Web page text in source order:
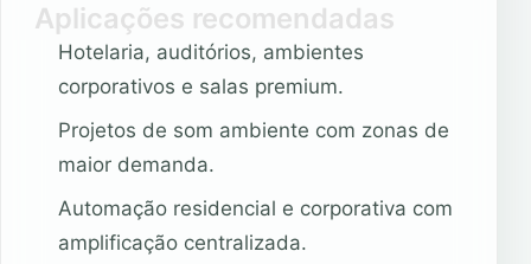
Aplicações recomendadas
Hotelaria, auditórios, ambientes
corporativos e salas premium.
Projetos de som ambiente com zonas de
maior demanda.
Automação residencial e corporativa com
amplificação centralizada.